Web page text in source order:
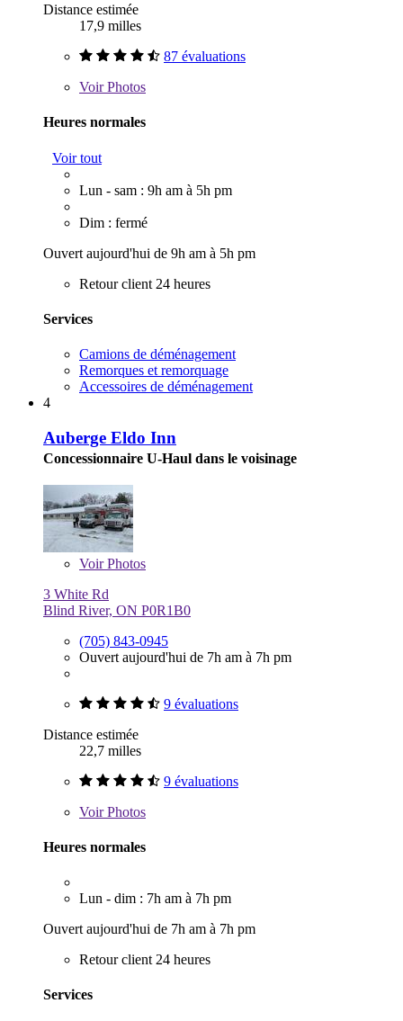
Distance estimée
17,9 milles
87 évaluations
VoirPhotos
Heures normales
Voir tout
Lun - sam : 9h am à 5h pm
Dim : fermé
Ouvert aujourd'hui de 9h am à 5h pm
Retour client 24 heures
Services
Camions de déménagement
Remorques et remorquage
Accessoires de déménagement
4
Auberge Eldo Inn
Concessionnaire U-Haul dans le voisinage
VoirPhotos
3 White Rd
Blind River, ON P0R1B0
(705) 843-0945
Ouvert aujourd'hui de 7h am à 7h pm
9 évaluations
Distance estimée
22,7 milles
9 évaluations
VoirPhotos
Heures normales
Lun - dim : 7h am à 7h pm
Ouvert aujourd'hui de 7h am à 7h pm
Retour client 24 heures
Services